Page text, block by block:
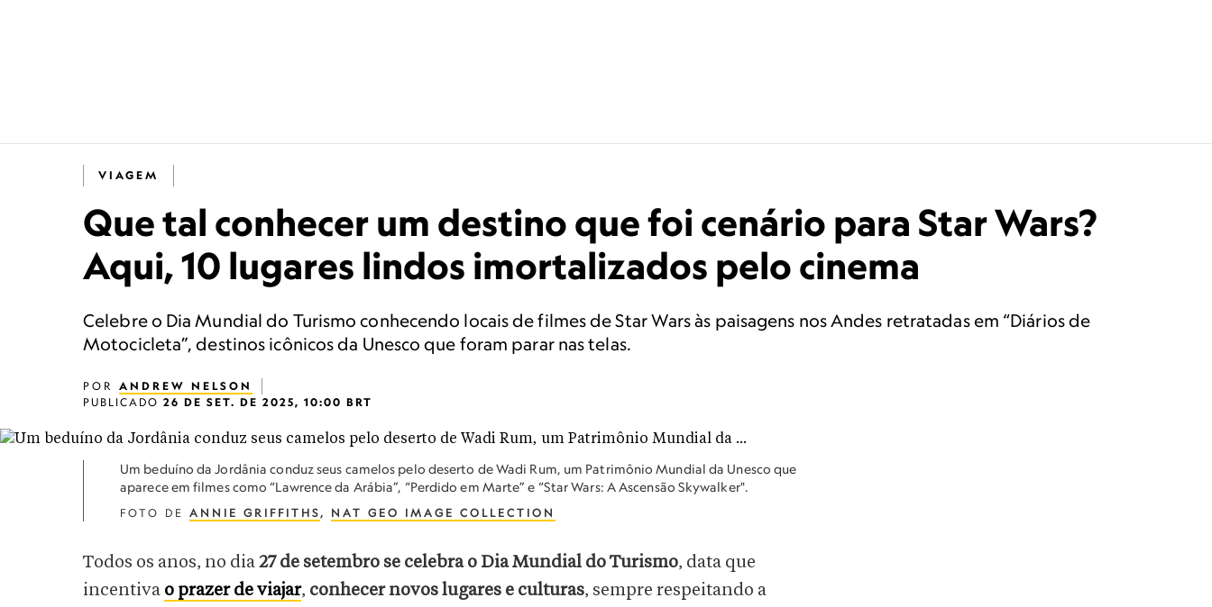
VIAGEM
Que tal conhecer um destino que foi cenário para Star Wars?
Aqui, 10 lugares lindos imortalizados pelo cinema
Celebre o Dia Mundial do Turismo conhecendo locais de filmes de Star Wars às paisagens nos Andes retratadas em “Diários de
Motocicleta”, destinos icônicos da Unesco que foram parar nas telas.
POR ANDREW NELSON
PUBLICADO 26 DE SET. DE 2025, 10:00 BRT
Um beduíno da Jordânia conduz seus camelos pelo deserto de Wadi Rum, um Patrimônio Mundial da Unesco que
aparece em filmes como “Lawrence da Arábia”, “Perdido em Marte” e “Star Wars: A Ascensão Skywalker".
FOTO DE ANNIE GRIFFITHS, NAT GEO IMAGE COLLECTION
Todos os anos, no dia27 de setembro se celebra o Dia Mundial do Turismo, data que
incentiva o prazer de viajar, conhecer novos lugares e culturas, sempre respeitando a